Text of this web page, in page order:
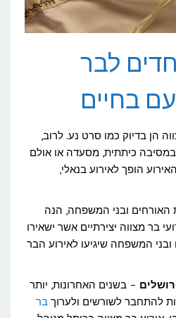
לבר
בחיים
הן בדיוק כמו סרט נע. לרוב,
כיתתית, מסעדה או אולם
הופך לאירוע בנאלי,
ובני המשפחה, הנה
בר מצווה יצירתיים אשר ישאירו
המשפחה שיגיעו לאירוע הבר
– בשנים האחרונות, יותר
להתחבר לשורשים ולערוך בר